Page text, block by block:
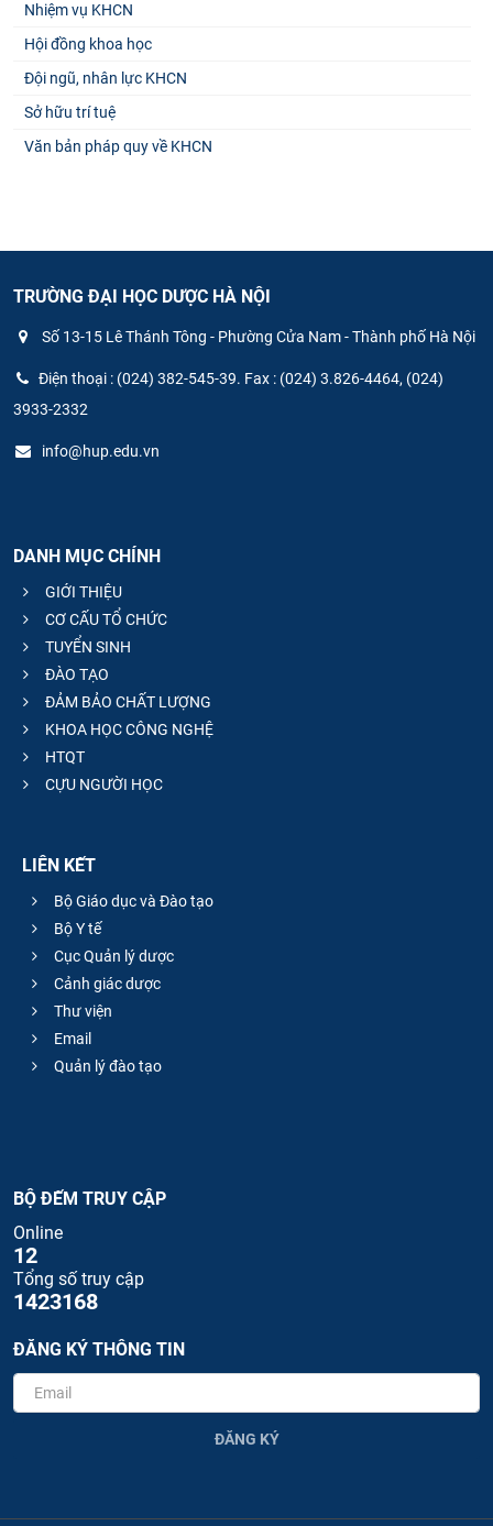
Nhiệm vụ KHCN
Hội đồng khoa học
Đội ngũ, nhân lực KHCN
Sở hữu trí tuệ
Văn bản pháp quy về KHCN
TRƯỜNG ĐẠI HỌC DƯỢC HÀ NỘI
Số 13-15 Lê Thánh Tông - Phường Cửa Nam - Thành phố Hà Nội
Điện thoại : (024) 382-545-39. Fax : (024) 3.826-4464, (024)
3933-2332
info@hup.edu.vn
DANH MỤC CHÍNH
GIỚI THIỆU
CƠ CẤU TỔ CHỨC
TUYỂN SINH
ĐÀO TẠO
ĐẢM BẢO CHẤT LƯỢNG
KHOA HỌC CÔNG NGHỆ
HTQT
CỰU NGƯỜI HỌC
LIÊN KẾT
Bộ Giáo dục và Đào tạo
Bộ Y tế
Cục Quản lý dược
Cảnh giác dược
Thư viện
Email
Quản lý đào tạo
BỘ ĐẾM TRUY CẬP
Online
12
Tổng số truy cập
1423168
ĐĂNG KÝ THÔNG TIN
ĐĂNG KÝ